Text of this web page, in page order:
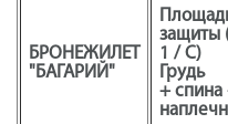
БРОНЕЖИЛЕТ
"БАГАРИЙ"
защиты
1 / С)
Грудь
+ спина